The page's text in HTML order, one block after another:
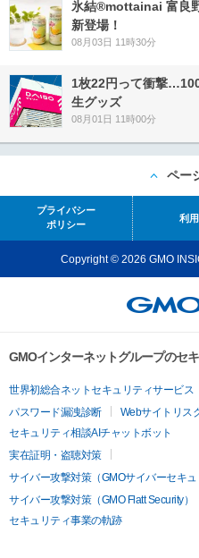
氷結®mottainai 富良
新登場！
08月03日 11時30分
1枚22円って衝撃
生グッズ
08月01日 11時00分
ペー
プライバシー
ポリシー
利
Copyright © 2026 GMO
GMOインターネットグループのセ
世界初総合ネットセキュリティサービス
パスワード漏洩診断
Webサイトリス
セキュリティ相談AIチャットボット
実在証明・盗聴対策
サイバー攻撃対策（GMOサイバーセキュ
サイバー攻撃対策（GMO Flatt Security）
セキュリティ事業の軌跡